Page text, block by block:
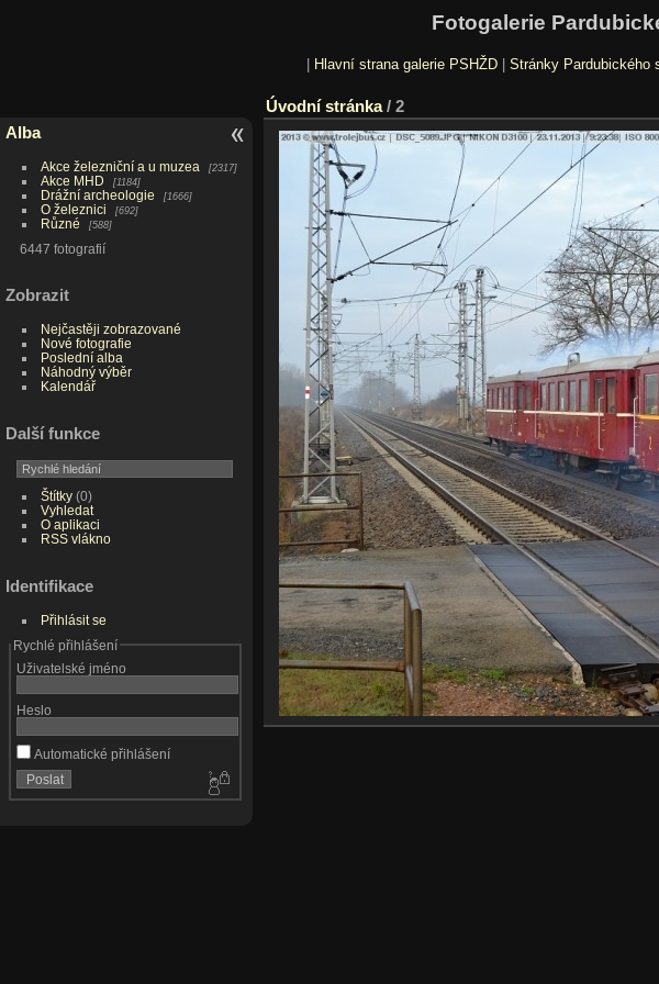
Fotogalerie
Hlavní strana galerie PSHŽD| Stránky Pardubického
Alba
Akce železniční a u muzea 2317
Akce MHD 1184
Drážní archeologie 1666
O železnici 692
Různé 588
6447 fotografií
Zobrazit
Nejčastěji zobrazované
Nové fotografie
Poslední alba
Náhodný výběr
Kalendář
Další funkce
Štítky(0)
Vyhledat
O aplikaci
RSS vlákno
Identifikace
Přihlásit se
Rychlé přihlášení
Uživatelské jméno
Heslo
Automatické přihlášení
Úvodní stránka/ 2